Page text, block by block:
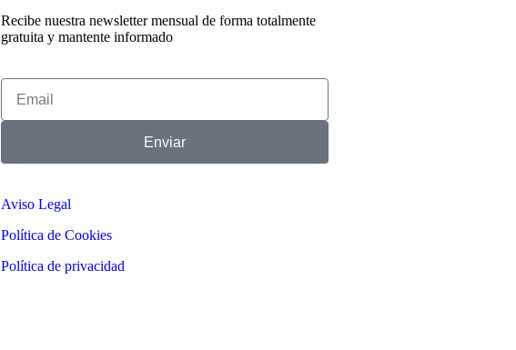
Recibe nuestra newsletter mensual de forma totalmente
gratuita y mantente informado
Enviar
Aviso Legal
Política de Cookies
Política de privacidad